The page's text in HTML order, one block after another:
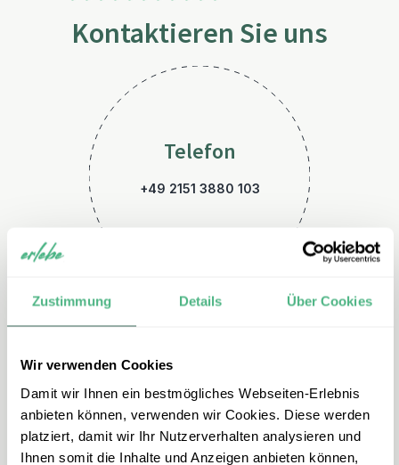
Zustimmung Details Über Cookies
Wir verwenden Cookies
Damit wir Ihnen ein bestmögliches Webseiten-Erlebnis
anbieten können, verwenden wir Cookies. Diese werden
platziert, damit wir Ihr Nutzerverhalten analysieren und
Ihnen somit die Inhalte und Anzeigen anbieten können,
Kontaktieren Sie uns
Telefon
+49 2151 3880 103
E-Mail
vietnam@erlebe.de